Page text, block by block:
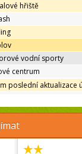
hřiště
vodní sporty
centrum
poslední aktualizace